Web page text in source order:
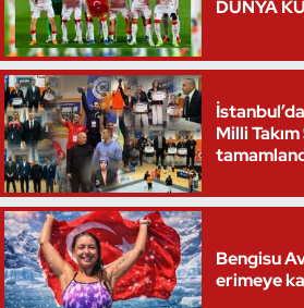
DÜNYA
Milli
Bengisu
erimeye
Triatlon
Voleybol
Vücut Geliştirme Fitness
Wushu Kungfu
Yelken